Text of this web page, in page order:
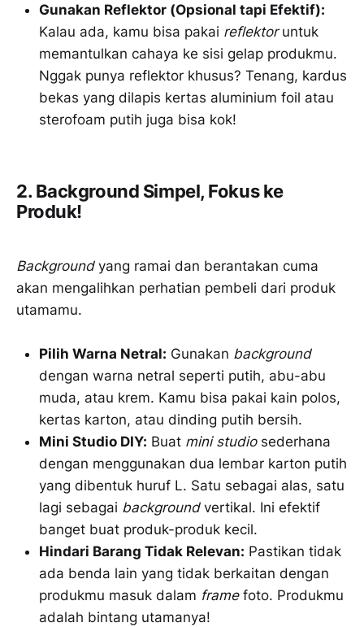
Gunakan Reflektor (Opsional tapi Efektif):
Kalau ada, kamu bisa pakai reflektoruntuk
memantulkan cahaya ke sisi gelap produkmu.
Nggak punya reflektor khusus? Tenang, kardus
bekas yang dilapis kertas aluminium foil atau
sterofoam putih juga bisa kok!
2. Background Simpel, Fokus ke
Produk!
Backgroundyang ramai dan berantakan cuma
akan mengalihkan perhatian pembeli dari produk
utamamu.
Pilih Warna Netral: Gunakan background
dengan warna netral seperti putih, abu-abu
muda, atau krem. Kamu bisa pakai kain polos,
kertas karton, atau dinding putih bersih.
Mini Studio DIY: Buat mini studiosederhana
dengan menggunakan dua lembar karton putih
yang dibentuk huruf L. Satu sebagai alas, satu
lagi sebagai backgroundvertikal. Ini efektif
banget buat produk-produk kecil.
Hindari Barang Tidak Relevan: Pastikan tidak
ada benda lain yang tidak berkaitan dengan
produkmu masuk dalam framefoto. Produkmu
adalah bintang utamanya!